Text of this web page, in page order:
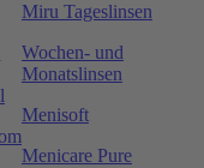
Miru Tageslinsen
Wochen- und
Monatslinsen
Menisoft
Menicare Pure